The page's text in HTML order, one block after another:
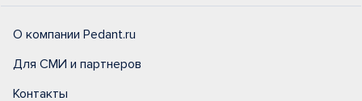
О компании Pedant.ru
Для СМИ и партнеров
Контакты